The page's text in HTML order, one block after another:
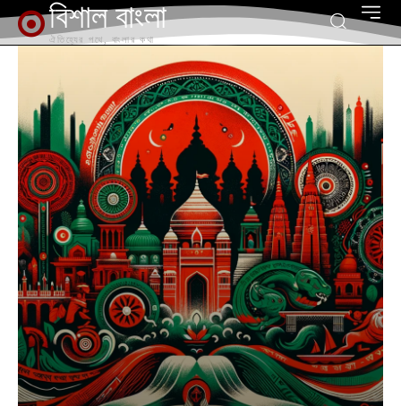
বিশাল বাংলা
ঐতিহ্যের পথে, বাংলার কথা